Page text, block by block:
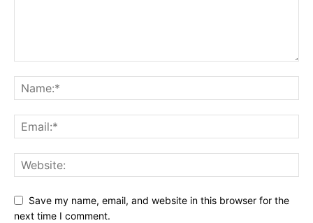
Save my name, email, and website in this browser for the
next time I comment.